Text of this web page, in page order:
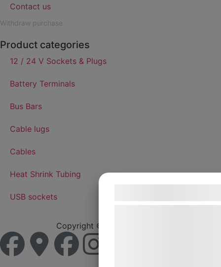
Contact us
Withdraw purchase
Product categories
12 / 24 V Sockets & Plugs
Battery Terminals
Bus Bars
Cable lugs
Cables
Heat Shrink Tubing
USB sockets
Copyright © 2026 Sutars AB